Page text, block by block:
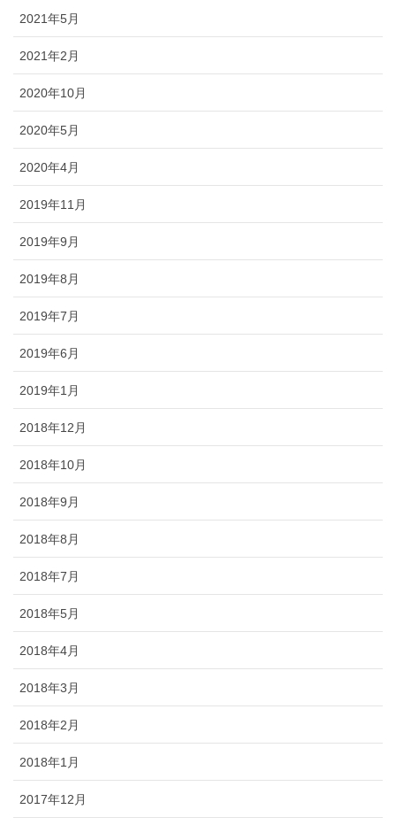
2021年5月
2021年2月
2020年10月
2020年5月
2020年4月
2019年11月
2019年9月
2019年8月
2019年7月
2019年6月
2019年1月
2018年12月
2018年10月
2018年9月
2018年8月
2018年7月
2018年5月
2018年4月
2018年3月
2018年2月
2018年1月
2017年12月